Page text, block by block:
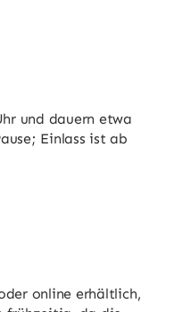
und dauern etwa
Einlass ist ab
online erhältlich,